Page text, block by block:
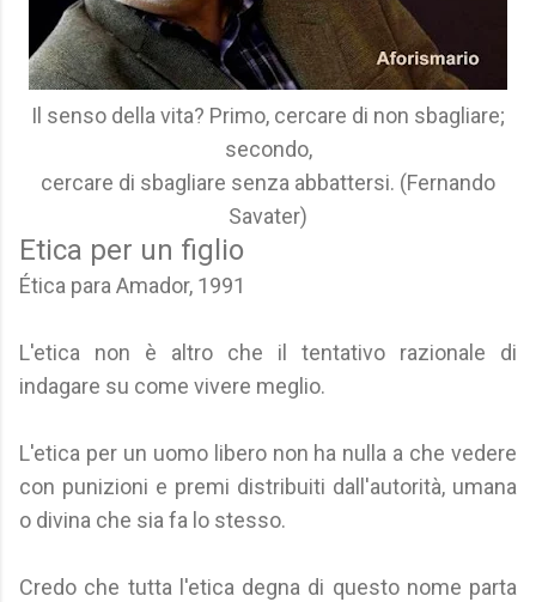
Il senso della vita? Primo, cercare di non sbagliare;
secondo,
cercare di sbagliare senza abbattersi. (Fernando
Savater)
Etica per un figlio
Ética para Amador, 1991
L'etica non è altro che il tentativo razionale di
indagare su come vivere meglio.
L'etica per un uomo libero non ha nulla a che vedere
con punizioni e premi distribuiti dall'autorità, umana
o divina che sia fa lo stesso.
Credo che tutta l'etica degna di questo nome parta